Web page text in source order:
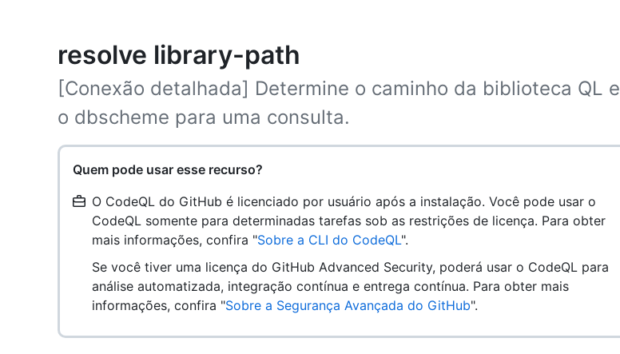
resolve library-path
[Conexão detalhada] Determine o caminho da biblioteca QL e
o dbscheme para uma consulta.
Quem pode usar esse recurso?
O CodeQL do GitHub é licenciado por usuário após a instalação. Você pode usar o
CodeQL somente para determinadas tarefas sob as restrições de licença. Para obter
mais informações, confira "Sobre a CLI do CodeQL".
Se você tiver uma licença do GitHub Advanced Security, poderá usar o CodeQL para
análise automatizada, integração contínua e entrega contínua. Para obter mais
informações, confira "Sobre a Segurança Avançada do GitHub".